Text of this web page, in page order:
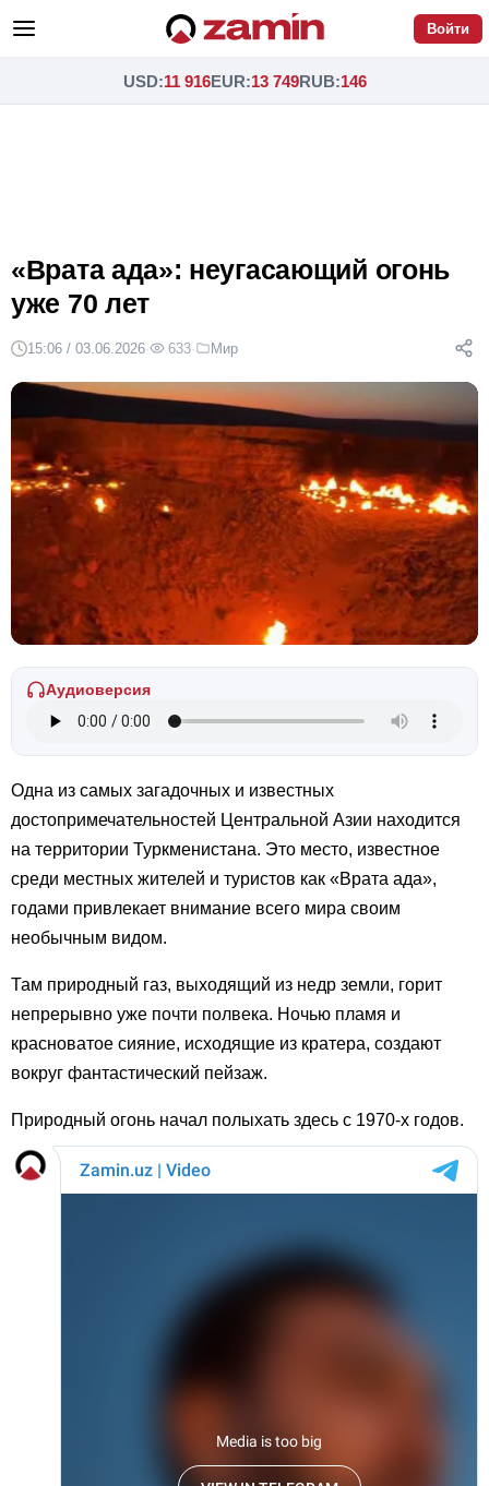
Войти
USD:11 916EUR:13 749RUB:146
«Врата ада»: неугасающий огонь
уже 70 лет
15:06 / 03.06.2026· 633· Мир
Аудиоверсия
Одна из самых загадочных и известных
достопримечательностей Центральной Азии находится
на территории Туркменистана. Это место, известное
среди местных жителей и туристов как «Врата ада»,
годами привлекает внимание всего мира своим
необычным видом.
Там природный газ, выходящий из недр земли, горит
непрерывно уже почти полвека. Ночью пламя и
красноватое сияние, исходящие из кратера, создают
вокруг фантастический пейзаж.
Природный огонь начал полыхать здесь с 1970-х годов.